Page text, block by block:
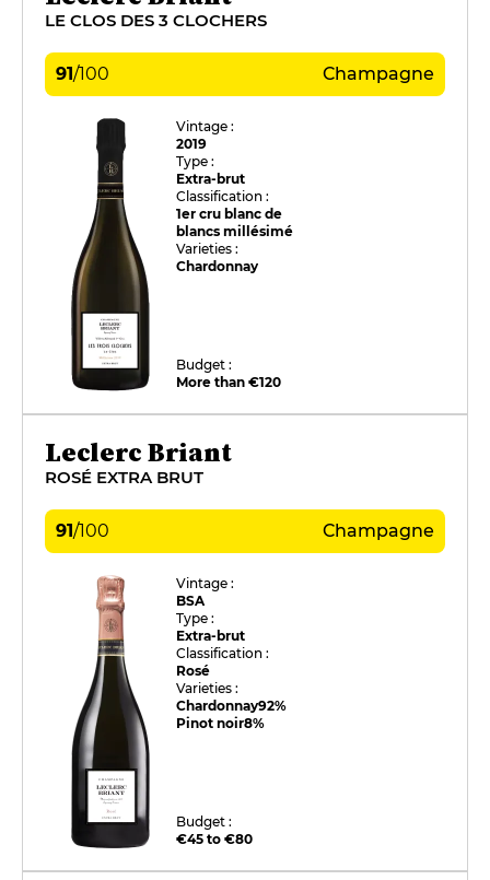
LE CLOS DES 3 CLOCHERS
91/100 Champagne
Vintage :
2019
Type :
Extra-brut
Classification :
1er cru blanc de
blancs millésimé
Varieties :
Chardonnay
Budget :
More than €120
Leclerc Briant
ROSÉ EXTRA BRUT
91/100 Champagne
Vintage :
BSA
Type :
Extra-brut
Classification :
Rosé
Varieties :
Chardonnay92%
Pinot noir8%
Budget :
€45 to €80